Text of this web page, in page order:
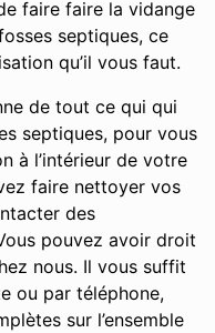
faire faire la vidange
septiques, ce
qu’il vous faut.
de tout ce qui qui
septiques, pour vous
à l’intérieur de votre
faire nettoyer vos
des
pouvez avoir droit
nous. Il vous suffit
ou par téléphone,
sur l’ensemble